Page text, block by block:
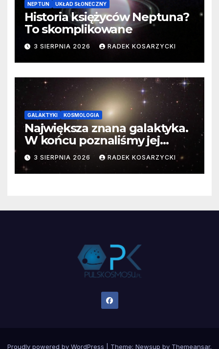
NEPTUN UKŁAD SŁONECZNY
Historia księżyców Neptuna?
To skomplikowane
3 SIERPNIA 2026 RADEK KOSARZYCKI
GALAKTYKI KOSMOLOGIA
Największa znana galaktyka.
W końcu poznaliśmy jej
faktyczne wymiary
3 SIERPNIA 2026 RADEK KOSARZYCKI
Proudly powered by WordPress Theme: Newsup by Themeansar.